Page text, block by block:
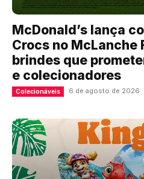
McDonald’s lança
Crocs no McLanche
brindes que
e colecionadores
Colecionáveis 6 de agosto de 2026